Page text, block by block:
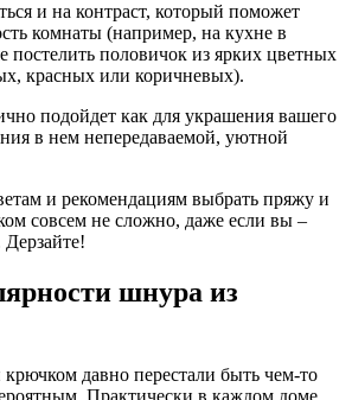
и на контраст, который поможет
комнаты (например, на кухне в
постелить половичок из ярких цветных
красных или коричневых).
подойдет как для украшения вашего
в нем непередаваемой, уютной
и рекомендациям выбрать пряжу и
совсем не сложно, даже если вы –
шнура из
давно перестали быть чем-то
Практически в каждом доме